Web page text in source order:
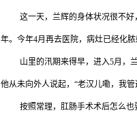
这一天，兰辉的身体状况很不好
年。今年4月再去医院，病灶已经化脓
山里的汛期来得早，进入5月，
他从未向外人说起，“老汉儿嘞，我
按照常理，肛肠手术术后怎么